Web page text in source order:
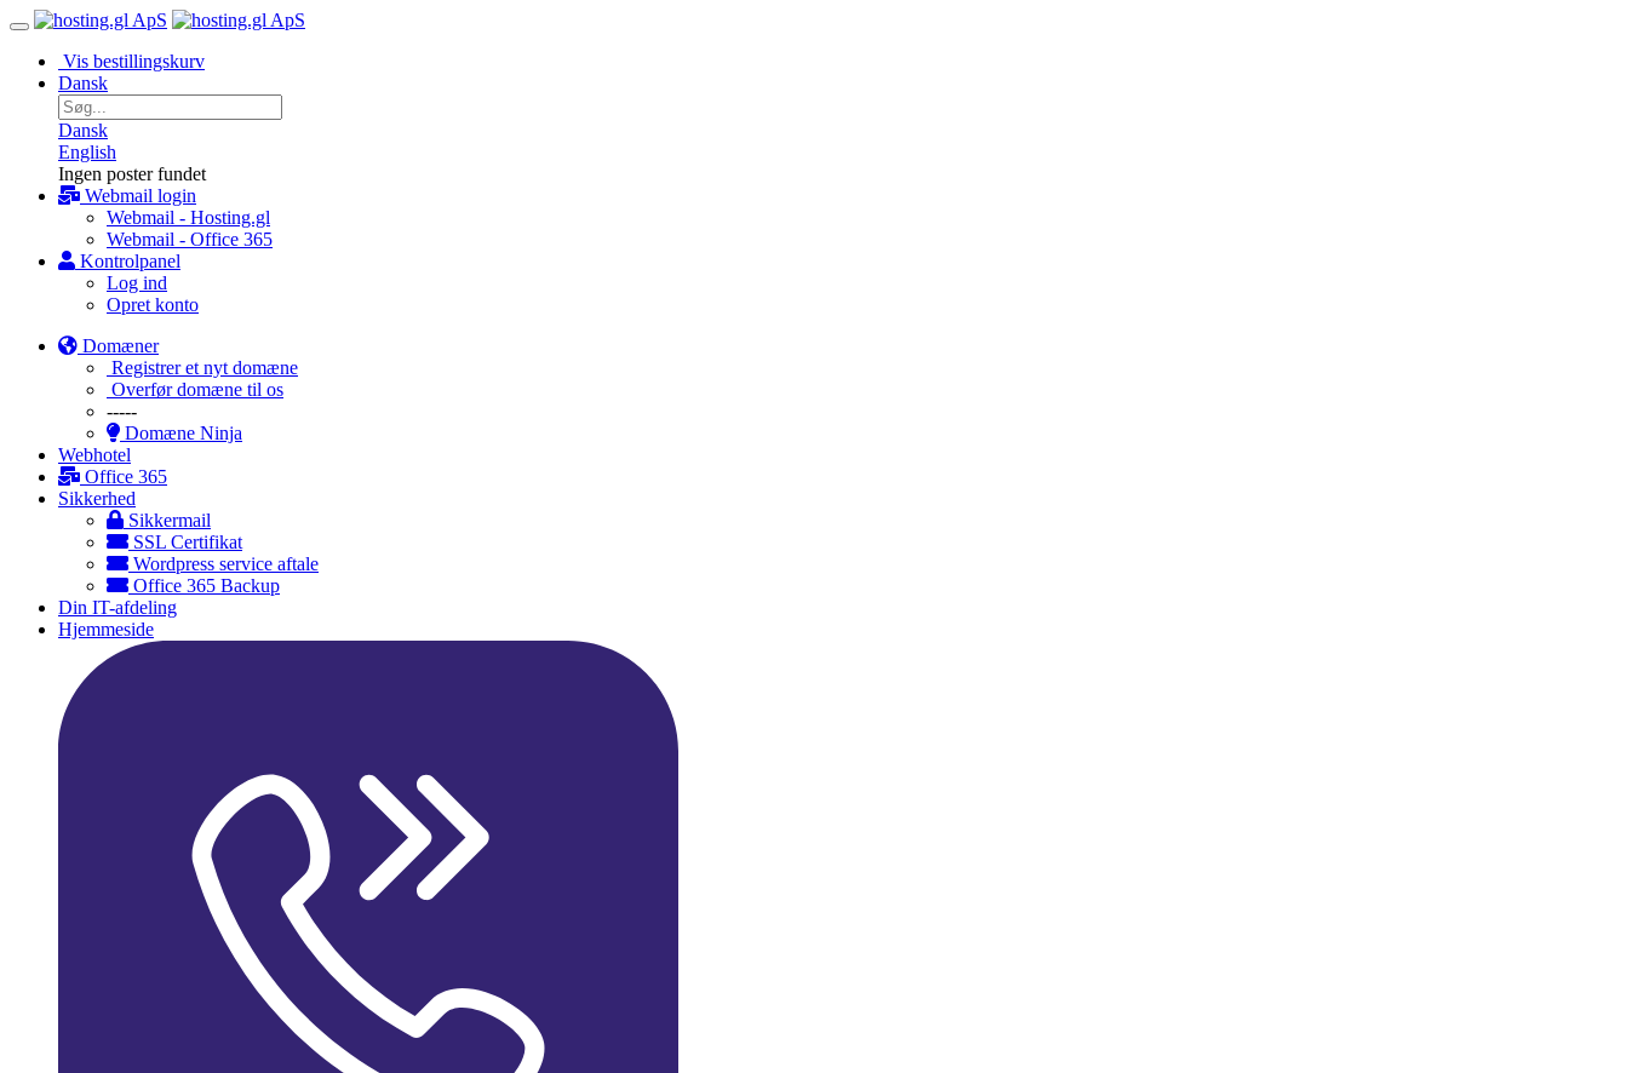
Vis bestillingskurv
Dansk
Dansk
English
Ingen poster fundet
Webmail login
Webmail - Hosting.gl
Webmail - Office 365
Kontrolpanel
Log ind
Opret konto
Domæner
Registrer et nyt domæne
Overfør domæne til os
-----
Domæne Ninja
Webhotel
Office 365
Sikkerhed
Sikkermail
SSL Certifikat
Wordpress service aftale
Office 365 Backup
Din IT-afdeling
Hjemmeside